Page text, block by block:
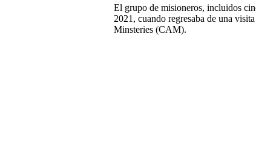
El grupo de misioneros, incluidos
2021, cuando regresaba de una
Minsteries (CAM).